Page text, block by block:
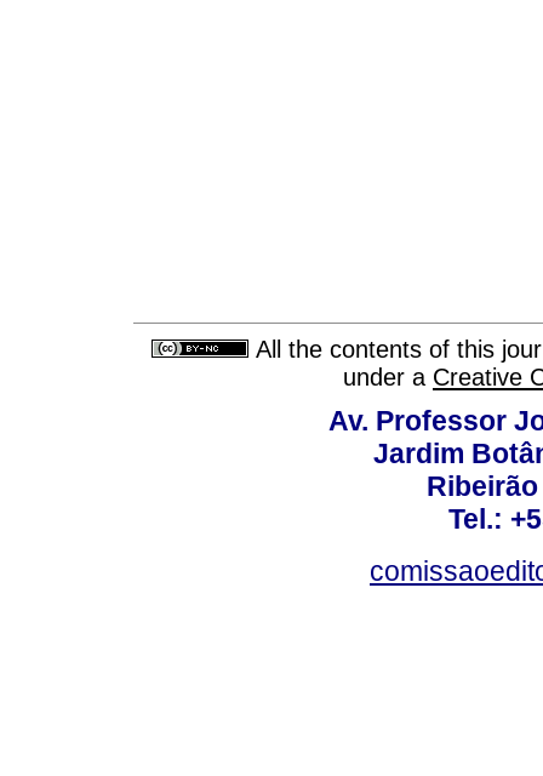
All the contents of this
under a Creative
Av. Professor
Jardim
Tel.: